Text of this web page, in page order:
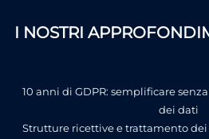
I NOSTRI
10 anni di GDPR: semplificare
dei dati
Strutture ricettive e trattamento